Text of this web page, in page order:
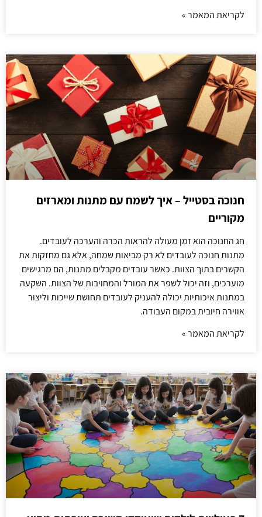
לקריאת המאמר »
חנוכה בסטייל – איך לשמח עם מתנות ומארזים
מקוריים
חג החנוכה הוא זמן מעולה להראות הכרה והערכה לעובדים.
מתנות חנוכה לעובדים לא רק מביאות שמחה, אלא גם מחזקות את
הקשרים בתוך הצוות. כאשר עובדים מקבלים מתנות, הם מרגישים
מוערכים, וזה יכול לשפר את המורל והמחויבות של הצוות. השקעה
במתנות איכותיות יכולה להעניק לעובדים תחושת שייכות וליצור
אווירה חיובית במקום העבודה.
לקריאת המאמר »